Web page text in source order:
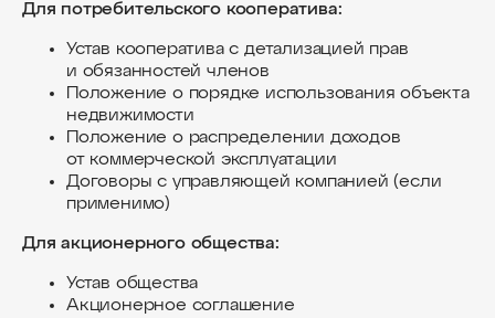
Для потребительского кооператива:
Устав кооператива с детализацией прав
и обязанностей членов
Положение о порядке использования объекта
недвижимости
Положение о распределении доходов
от коммерческой эксплуатации
Договоры с управляющей компанией (если
применимо)
Для акционерного общества:
Устав общества
Акционерное соглашение
project@smart-tech.one